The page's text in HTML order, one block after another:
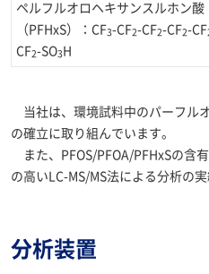
ペルフルオロヘキサンスルホン酸
（PFHxS）：CF3-CF2-CF2-CF2-CF
CF2-SO3H
当社は、環境試料中のパーフル
の確立に取り組んでいます。
また、PFOS/PFOA/PFHxSの含
の高いLC-MS/MS法による分析の実
分析装置